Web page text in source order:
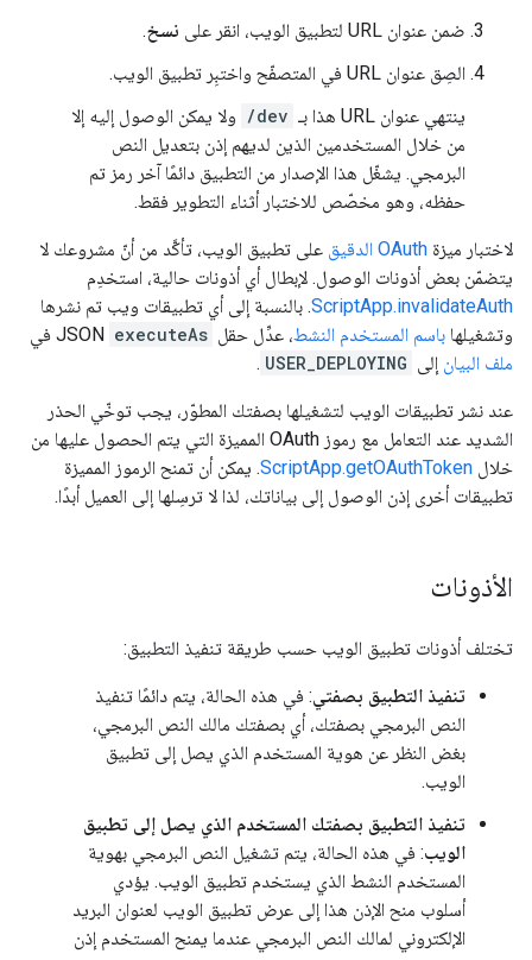
ضمن عنوان URL لتطبيق الويب، انقر على
نسخ.
الصِق عنوان URL في المتصفّح واختبِر تطبيق الويب.
ينتهي عنوان URL هذا بـ
/dev ولا يمكن الوصول إليه إلا
من خلال المستخدمين الذين لديهم إذن بتعديل النص
البرمجي. يشغّل هذا الإصدار من التطبيق دائمًا آخر رمز تم
حفظه، وهو مخصّص للاختبار أثناء التطوير فقط.
لاختبار ميزة OAuth الدقيق
على تطبيق الويب، تأكَّد من أنّ مشروعك لا
يتضمّن بعض أذونات الوصول. لإبطال أي أذونات حالية، استخدِم
ScriptApp.invalidateAuth. بالنسبة إلى أي تطبيقات ويب تم نشرها
وتشغيلها باسم المستخدم النشط، عدِّل حقل executeAs
ملف البيان إلى USER_DEPLOYING
.
عند نشر تطبيقات الويب لتشغيلها بصفتك المطوّر، يجب توخّي الحذر
الشديد عند التعامل مع رموز OAuth المميزة التي يتم الحصول عليها من
خلال ScriptApp.getOAuthToken. يمكن أن تمنح الرموز المميزة
تطبيقات أخرى إذن الوصول إلى بياناتك، لذا لا ترسِلها إلى العميل أبدًا.
الأذونات
تختلف أذونات تطبيق الويب حسب طريقة تنفيذ التطبيق:
تنفيذ التطبيق بصفتي: في هذه الحالة، يتم دائمًا تنفيذ
النص البرمجي بصفتك، أي بصفتك مالك النص البرمجي،
بغض النظر عن هوية المستخدم الذي يصل إلى تطبيق
الويب.
تنفيذ التطبيق بصفتك المستخدم الذي يصل إلى تطبيق
الويب: في هذه الحالة، يتم تشغيل النص البرمجي بهوية
المستخدم النشط الذي يستخدم تطبيق الويب. يؤدي
أسلوب منح الإذن هذا إلى عرض تطبيق الويب لعنوان البريد
الإلكتروني لمالك النص البرمجي عندما يمنح المستخدم إذن